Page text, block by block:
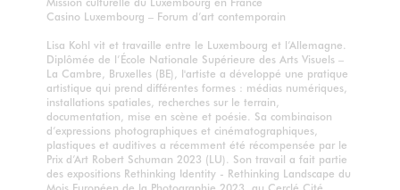
Casino Luxembourg – Forum d’art contemporain
Lisa Kohl vit et travaille entre le Luxembourg et l’Allemagne.
Diplômée de l’École Nationale Supérieure des Arts Visuels –
La Cambre, Bruxelles (BE), l'artiste a développé une pratique
artistique qui prend différentes formes : médias numériques,
installations spatiales, recherches sur le terrain,
documentation, mise en scène et poésie. Sa combinaison
d’expressions photographiques et cinématographiques,
plastiques et auditives a récemment été récompensée par le
Prix d’Art Robert Schuman 2023 (LU). Son travail a fait partie
des expositions Rethinking Identity - Rethinking Landscape du
Mois Européen de la Photographie 2023, au Cerclé Cité,